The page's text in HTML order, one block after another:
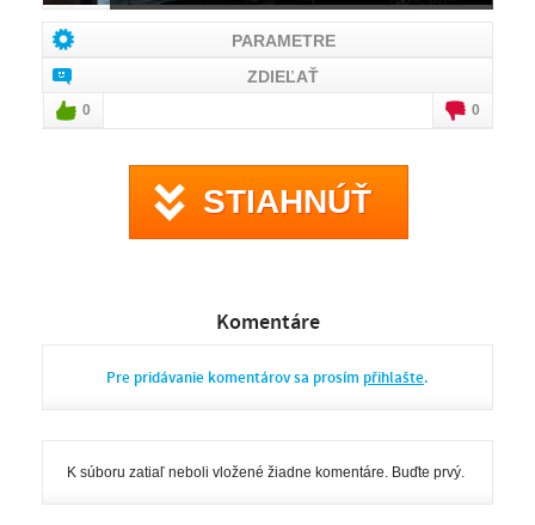
PARAMETRE
ZDIEĽAŤ
0 0
STIAHNÚŤ
Komentáre
Pre pridávanie komentárov sa prosím přihlašte.
K súboru zatiaľ neboli vložené žiadne komentáre. Buďte prvý.